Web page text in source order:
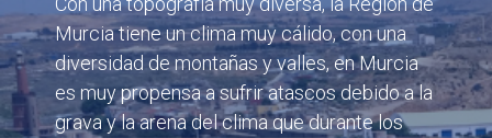
Murcia tiene un clima muy cálido, con una
diversidad de montañas y valles, en Murcia
es muy propensa a sufrir atascos debido a la
grava y la arena del clima que durante los